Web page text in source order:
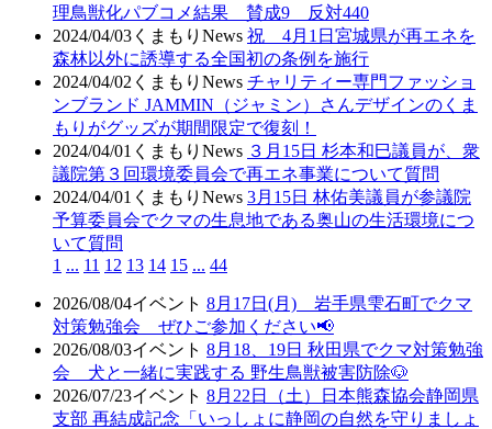
理鳥獣化パブコメ結果 賛成9 反対440
2024/04/03 くまもりNews 祝 4月1日宮城県が再エネを
森林以外に誘導する全国初の条例を施行
2024/04/02 くまもりNews チャリティー専門ファッショ
ンブランド JAMMIN（ジャミン）さんデザインのくま
もりがグッズが期間限定で復刻！
2024/04/01 くまもりNews ３月15日 杉本和巳議員が、衆
議院第３回環境委員会で再エネ事業について質問
2024/04/01 くまもりNews 3月15日 林佑美議員が参議院
予算委員会でクマの生息地である奥山の生活環境につ
いて質問
1 ... 11 12 13 14 15 ... 44
2026/08/04イベント 8月17日(月) 岩手県雫石町でクマ
対策勉強会 ぜひご参加ください📢
2026/08/03イベント 8月18、19日 秋田県でクマ対策勉強
会 犬と一緒に実践する 野生鳥獣被害防除🐶
2026/07/23イベント 8月22日（土）日本熊森協会静岡県
支部 再結成記念「いっしょに静岡の自然を守りましょ